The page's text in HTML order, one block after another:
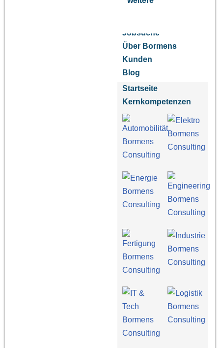
Jobsuche
Über Bormens
Kunden
Blog
Startseite
Kernkompetenzen